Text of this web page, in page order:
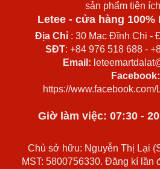
sản phẩm tiện
Letee - cửa hàng 100%
Địa Chỉ: 30 Mạc Đĩnh Chi -
SĐT: +84 976 518 688 -
Email:
Facebook:
https://
Giờ làm việc: 07:30 -
Chủ sở hữu: Nguyễn Thị Lại
MST: 5800756330. Đăng kí lần